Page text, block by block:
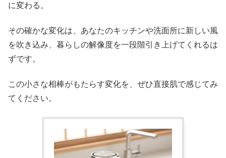
に変わる。
その確かな変化は、あなたのキッチンや洗面所に新しい風
を吹き込み、暮らしの解像度を一段階引き上げてくれるは
ずです。
この小さな相棒がもたらす変化を、ぜひ直接肌で感じてみ
てください。